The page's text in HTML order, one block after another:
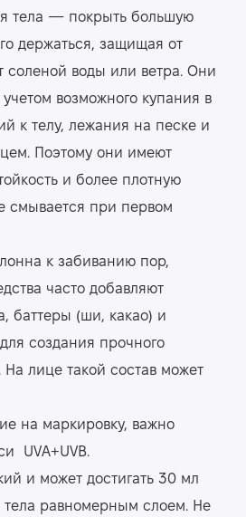
тела — покрыть большую
держаться, защищая от
соленой воды или ветра. Они
возможного купания в
к телу, лежания на песке и
Поэтому они имеют
и более плотную
смывается при первом
к забиванию пор,
часто добавляют
баттеры (ши, какао) и
создания прочного
На лице такой состав может
на маркировку, важно
UVA+UVB.
и может достигать 30 мл
тела равномерным слоем. Не